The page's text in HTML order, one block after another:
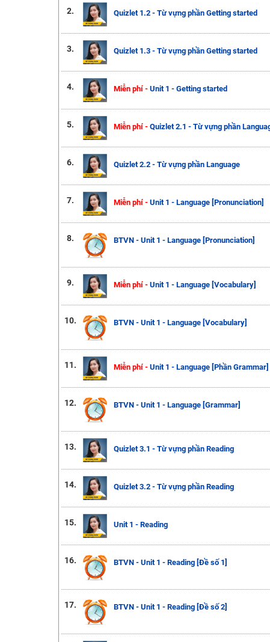
2. Quizlet 1.2 - Từ vựng phần Getting started
3. Quizlet 1.3 - Từ vựng phần Getting started
4. Miễn phí - Unit 1 - Getting started
5. Miễn phí - Quizlet 2.1 - Từ vựng phần
6. Quizlet 2.2 - Từ vựng phần Language
7. Miễn phí - Unit 1 - Language [Pronunciation]
8. BTVN - Unit 1 - Language [Pronunciation]
9. Miễn phí - Unit 1 - Language [Vocabulary]
10. BTVN - Unit 1 - Language [Vocabulary]
11. Miễn phí - Unit 1 - Language [Phần Grammar]
12. BTVN - Unit 1 - Language [Grammar]
13. Quizlet 3.1 - Từ vựng phần Reading
14. Quizlet 3.2 - Từ vựng phần Reading
15. Unit 1 - Reading
16. BTVN - Unit 1 - Reading [Đề số 1]
17. BTVN - Unit 1 - Reading [Đề số 2]